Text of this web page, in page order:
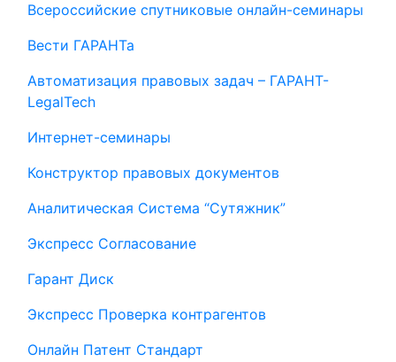
Всероссийские спутниковые онлайн-семинары
Вести ГАРАНТа
Автоматизация правовых задач – ГАРАНТ-
LegalTech
Интернет-семинары
Конструктор правовых документов
Аналитическая Система “Сутяжник”
Экспресс Согласование
Гарант Диск
Экспресс Проверка контрагентов
Онлайн Патент Стандарт